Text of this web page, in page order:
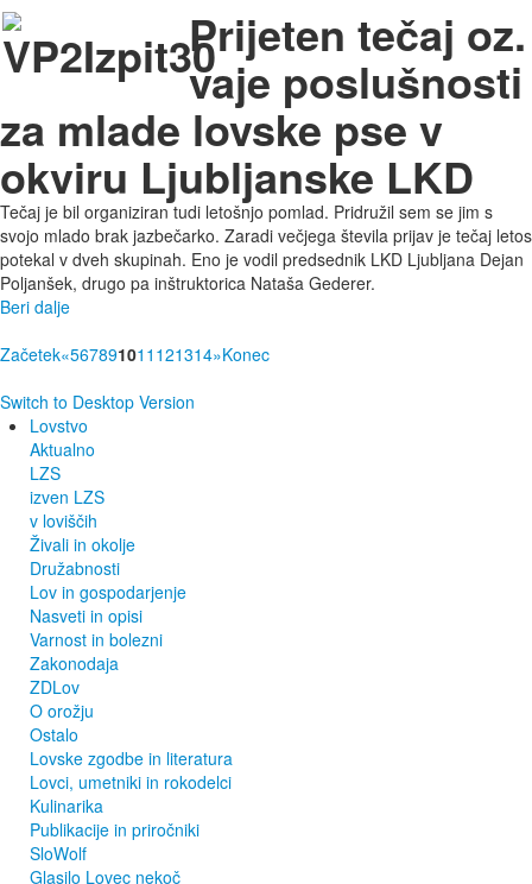
Prijeten tečaj oz.
vaje poslušnosti
za mlade lovske pse v
okviru Ljubljanske LKD
Tečaj je bil organiziran tudi letošnjo pomlad. Pridružil sem se jim s
svojo mlado brak jazbečarko. Zaradi večjega števila prijav je tečaj letos
potekal v dveh skupinah. Eno je vodil predsednik LKD Ljubljana Dejan
Poljanšek, drugo pa inštruktorica Nataša Gederer.
Beri dalje
Začetek«567891011 121314»Konec
Switch to Desktop Version
Lovstvo
Aktualno
LZS
izven LZS
v loviščih
Živali in okolje
Družabnosti
Lov in gospodarjenje
Nasveti in opisi
Varnost in bolezni
Zakonodaja
ZDLov
O orožju
Ostalo
Lovske zgodbe in literatura
Lovci, umetniki in rokodelci
Kulinarika
Publikacije in priročniki
SloWolf
Glasilo Lovec nekoč